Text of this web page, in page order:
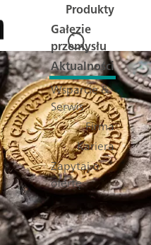
Produkty
Gałęzie
przemysłu
Aktualności
Wsparcie &
Serwis
Firma
Kariera
Zapytaj o
ofertę